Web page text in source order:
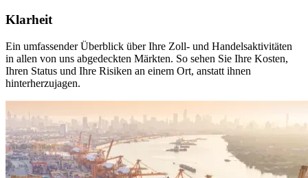
Klarheit
Ein umfassender Überblick über Ihre Zoll- und Handelsaktivitäten
in allen von uns abgedeckten Märkten. So sehen Sie Ihre Kosten,
Ihren Status und Ihre Risiken an einem Ort, anstatt ihnen
hinterherzujagen.